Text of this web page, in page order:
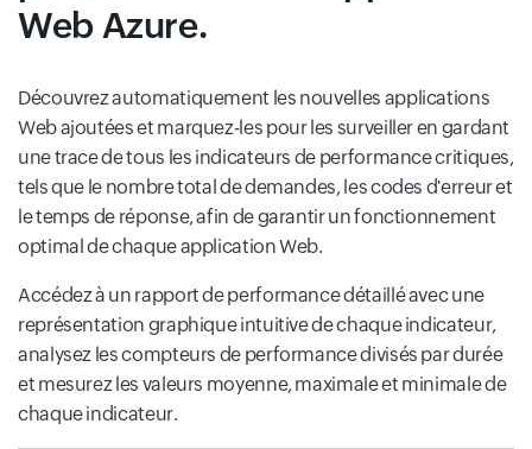
Web Azure.
Découvrez automatiquement les nouvelles applications
Web ajoutées et marquez-les pour les surveiller en gardant
une trace de tous les indicateurs de performance critiques,
tels que le nombre total de demandes, les codes d'erreur et
le temps de réponse, afin de garantir un fonctionnement
optimal de chaque application Web.
Accédez à un rapport de performance détaillé avec une
représentation graphique intuitive de chaque indicateur,
analysez les compteurs de performance divisés par durée
et mesurez les valeurs moyenne, maximale et minimale de
chaque indicateur.